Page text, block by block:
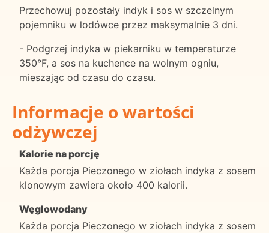
Przechowuj pozostały indyk i sos w szczelnym
pojemniku w lodówce przez maksymalnie 3 dni.
- Podgrzej indyka w piekarniku w temperaturze
350°F, a sos na kuchence na wolnym ogniu,
mieszając od czasu do czasu.
Informacje o wartości
odżywczej
Kalorie na porcję
Każda porcja Pieczonego w ziołach indyka z sosem
klonowym zawiera około 400 kalorii.
Węglowodany
Każda porcja Pieczonego w ziołach indyka z sosem